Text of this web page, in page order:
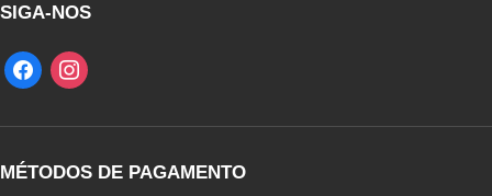
SIGA-NOS
MÉTODOS DE PAGAMENTO